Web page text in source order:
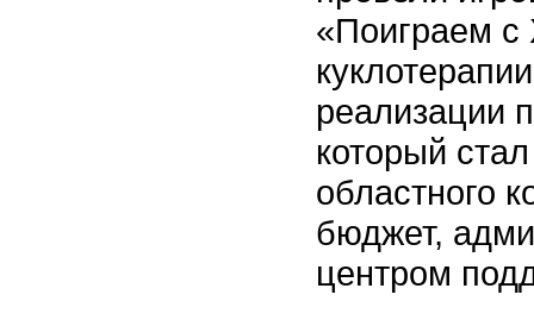
«Поиграем
реализации
который
областного
бюджет,
центром